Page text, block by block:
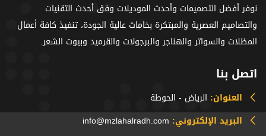
نوفر أفضل التصميمات وأحدث الموديلات وفق أحدث التقنيات
والتصاميم العصرية والمبتكرة بخامات عالية الجودة، تنفيذ كافة أعمال
المظلات والسواتر والهناجر والبرجولات والقرميد وبيوت الشعر.
اتصل بنا
العنوان: الرياض - الحوطة
البريد الإلكتروني: info@mzlahalradh.com